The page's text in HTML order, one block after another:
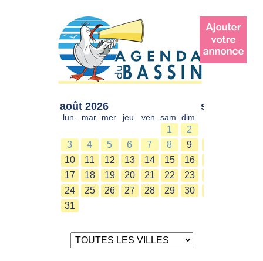
août 2026
lun. mar. mer. jeu. ven. sam. dim.
1
2
3
4 5 6 7 8
9
10
11 12 13 14 15
16
17
18 19 20 21 22
23
24
25 26 27 28 29
30
31
sept. 2026